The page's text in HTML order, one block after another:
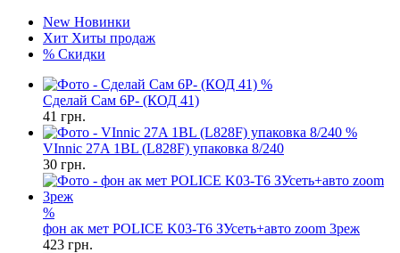
New Новинки
Хит Хиты продаж
% Скидки
%
Сделай Сам 6P- (КОД 41)
41 грн.
%
VInnic 27A 1BL (L828F) упаковка 8/240
30 грн.
%
фон ак мет POLICE K03-T6 ЗУсеть+авто zoom 3реж
423 грн.